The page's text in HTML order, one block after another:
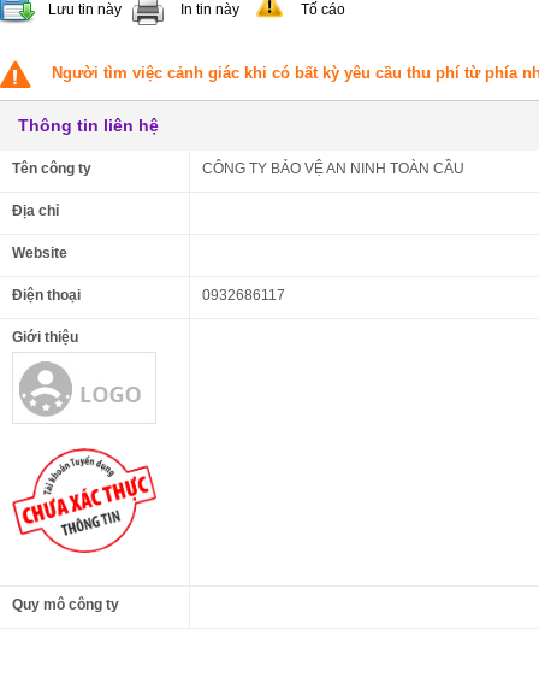
Lưu tin này In tin này Tố cáo
Người tìm việc cảnh giác khi có bất kỳ yêu cầu thu phí từ phía
Thông tin liên hệ
Tên công ty CÔNG TY BẢO VỆ AN NINH TOÀN CẦU
Địa chỉ
Website
Điện thoại 0932686117
Giới thiệu
Quy mô công ty